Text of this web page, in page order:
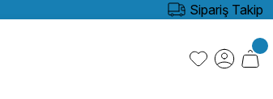
Sipariş Takip